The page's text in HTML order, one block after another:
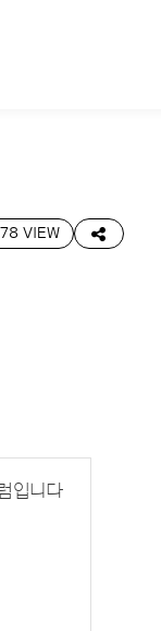
VIEW
입니다